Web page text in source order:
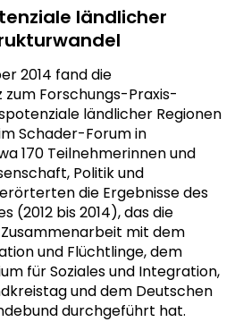
ländlicher
2014 fand die
Forschungs-Praxis-
ländlicher Regionen
Schader-Forum in
170 Teilnehmerinnen und
Politik und
die Ergebnisse des
(2012 bis 2014), das die
mit dem
und Flüchtlinge, dem
für Soziales und Integration,
und dem Deutschen
durchgeführt hat.